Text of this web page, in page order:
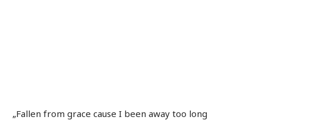
„Fallen from grace cause I been away too long